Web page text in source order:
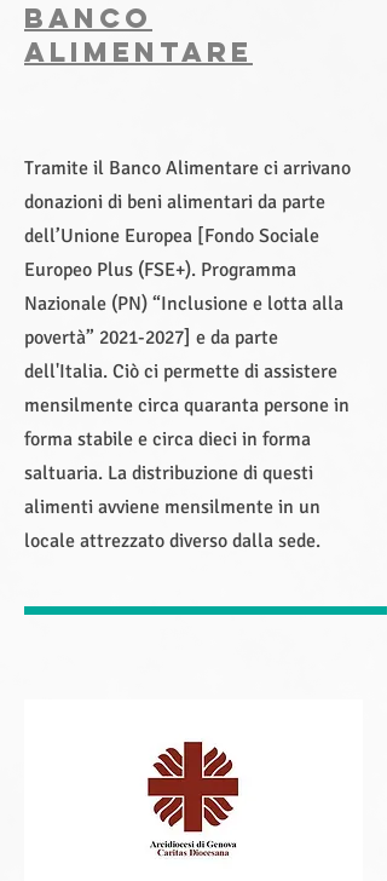
BANCO
ALIMENTARE
Tramite il Banco Alimentare ci arrivano
donazioni di beni alimentari da parte
dell’Unione Europea [Fondo Sociale
Europeo Plus (FSE+). Programma
Nazionale (PN) “Inclusione e lotta alla
povertà” 2021-2027] e da parte
dell'Italia. Ciò ci permette di assistere
mensilmente circa quaranta persone in
forma stabile e circa dieci in forma
saltuaria. La distribuzione di questi
alimenti avviene mensilmente in un
locale attrezzato diverso dalla sede.